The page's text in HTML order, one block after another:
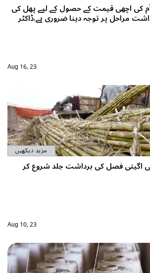
کی اچھی قیمت کے حصول کے لیے پھل کی
مراحل پر توجہ دینا ضروری ہے،ڈاکٹر
Aug 16, 23
مزید دیکھیں
اگیتی فصل کی برداشت جلد شروع کر
Aug 10, 23